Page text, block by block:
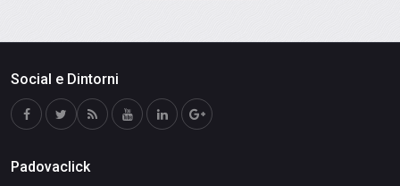
Social e Dintorni
Padovaclick